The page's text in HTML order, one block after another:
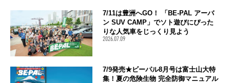
7/11は豊洲へGO！ 「BE-PAL アーバ
ン SUV CAMP」でソト遊びにぴった
りな人気車をじっくり見よう
2026.07.09
7/9発売★ビーパル8月号は富士山大特
集！夏の危険生物 完全防御マニュアル